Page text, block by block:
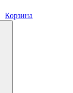
Корзина